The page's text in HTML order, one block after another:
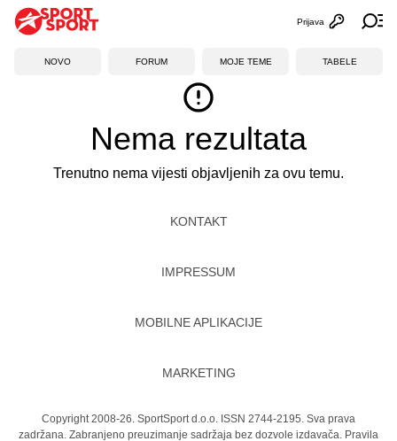
Otvori
Prijava
NOVO FORUM MOJE TEME TABELE
Nema rezultata
Trenutno nema vijesti objavljenih za ovu temu.
KONTAKT
IMPRESSUM
MOBILNE APLIKACIJE
MARKETING
Copyright 2008-26. SportSport d.o.o. ISSN 2744-2195. Sva prava
zadržana. Zabranjeno preuzimanje sadržaja bez dozvole izdavača. Pravila